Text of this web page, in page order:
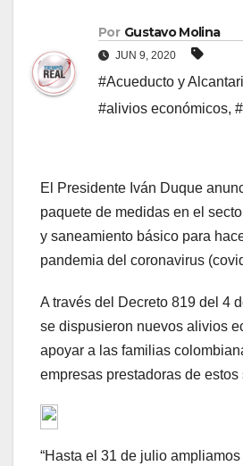
Por Gustavo Molina
JUN 9, 2020
#Acueducto y
#alivios económicos,
El Presidente Iván Duque
paquete de medidas en el
y saneamiento básico para
pandemia del coronavirus
A través del Decreto 819 del 4
se dispusieron nuevos alivios
apoyar a las familias
empresas prestadoras de
“Hasta el 31 de julio